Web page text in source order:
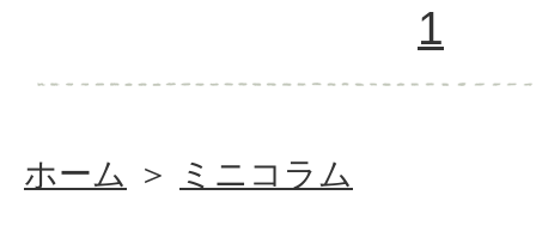
1
ホーム ＞ ミニコラム